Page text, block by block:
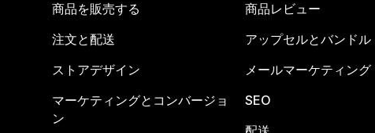
商品を販売する
注文と配送
ストアデザイン
マーケティングとコンバージョ
ン
商品レビュー
アップセルとバンドル
メールマーケティング
SEO